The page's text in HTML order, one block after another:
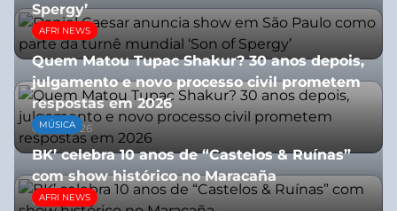
Spergy’
05/08/2026
AFRI NEWS
Quem Matou Tupac Shakur? 30 anos depois,
julgamento e novo processo civil prometem
respostas em 2026
05/08/2026
MÚSICA
BK’ celebra 10 anos de “Castelos & Ruínas”
com show histórico no Maracaña
06/08/2026
AFRI NEWS